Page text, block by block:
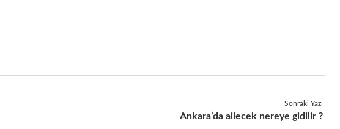
Sonraki Yazı
Ankara’da ailecek nereye gidilir ?